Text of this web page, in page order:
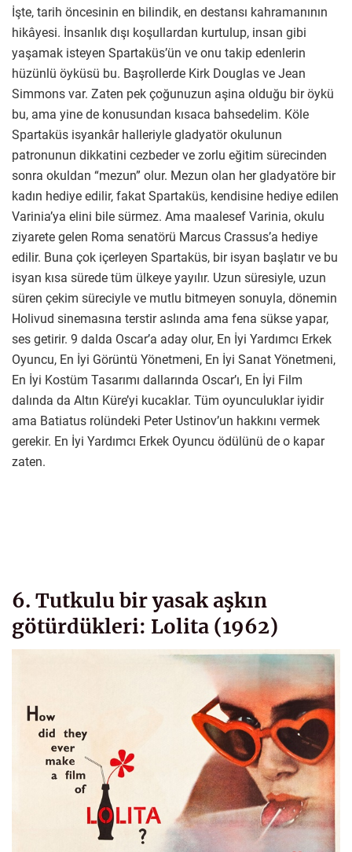
İşte, tarih öncesinin en bilindik, en destansı kahramanının
hikâyesi. İnsanlık dışı koşullardan kurtulup, insan gibi
yaşamak isteyen Spartaküs’ün ve onu takip edenlerin
hüzünlü öyküsü bu. Başrollerde Kirk Douglas ve Jean
Simmons var. Zaten pek çoğunuzun aşina olduğu bir öykü
bu, ama yine de konusundan kısaca bahsedelim. Köle
Spartaküs isyankâr halleriyle gladyatör okulunun
patronunun dikkatini cezbeder ve zorlu eğitim sürecinden
sonra okuldan “mezun” olur. Mezun olan her gladyatöre bir
kadın hediye edilir, fakat Spartaküs, kendisine hediye edilen
Varinia’ya elini bile sürmez. Ama maalesef Varinia, okulu
ziyarete gelen Roma senatörü Marcus Crassus’a hediye
edilir. Buna çok içerleyen Spartaküs, bir isyan başlatır ve bu
isyan kısa sürede tüm ülkeye yayılır. Uzun süresiyle, uzun
süren çekim süreciyle ve mutlu bitmeyen sonuyla, dönemin
Holivud sinemasına terstir aslında ama fena sükse yapar,
ses getirir. 9 dalda Oscar’a aday olur, En İyi Yardımcı Erkek
Oyuncu, En İyi Görüntü Yönetmeni, En İyi Sanat Yönetmeni,
En İyi Kostüm Tasarımı dallarında Oscar’ı, En İyi Film
dalında da Altın Küre’yi kucaklar. Tüm oyunculuklar iyidir
ama Batiatus rolündeki Peter Ustinov’un hakkını vermek
gerekir. En İyi Yardımcı Erkek Oyuncu ödülünü de o kapar
zaten.
6. Tutkulu bir yasak aşkın
götürdükleri: Lolita (1962)